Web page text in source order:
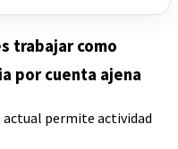
trabajar como
por cuenta ajena
permite actividad